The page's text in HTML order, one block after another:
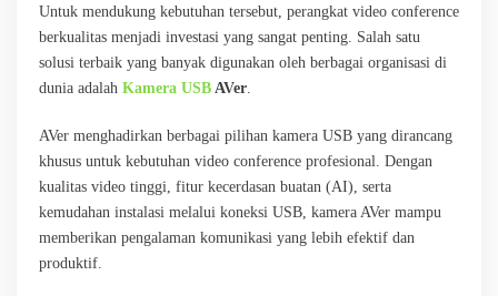
Untuk mendukung kebutuhan tersebut, perangkat video conference
berkualitas menjadi investasi yang sangat penting. Salah satu
solusi terbaik yang banyak digunakan oleh berbagai organisasi di
dunia adalah Kamera USB AVer.
AVer menghadirkan berbagai pilihan kamera USB yang dirancang
khusus untuk kebutuhan video conference profesional. Dengan
kualitas video tinggi, fitur kecerdasan buatan (AI), serta
kemudahan instalasi melalui koneksi USB, kamera AVer mampu
memberikan pengalaman komunikasi yang lebih efektif dan
produktif.